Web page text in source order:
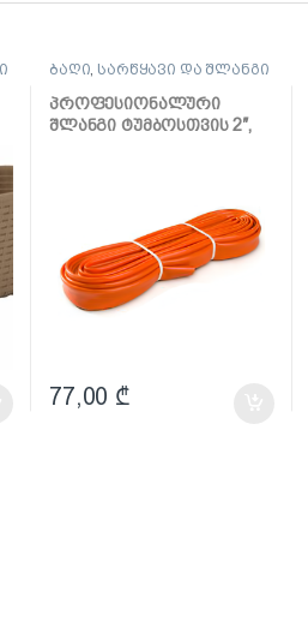
ბაღი, სარწყავი და შლანგი
პროფესიონალური
შლანგი ტუმბოსთვის 2″,
77,00 ₾